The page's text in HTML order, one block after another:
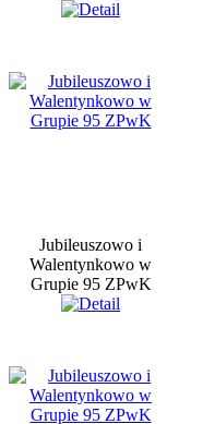
Jubileuszowo i
Walentynkowo w
Grupie 95 ZPwK